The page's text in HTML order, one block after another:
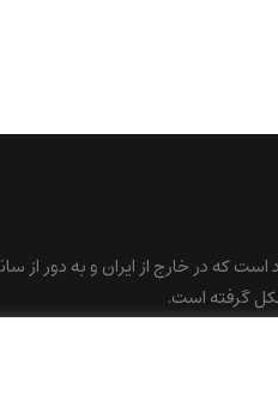
است که در خارج از ایران و به دور از
گرفته است.